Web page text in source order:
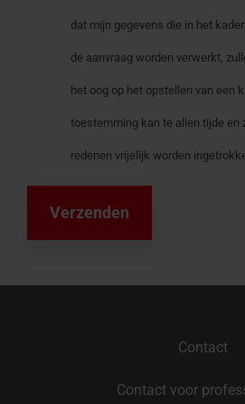
dat mijn gegevens die in het
de aanvraag worden verwerkt,
het oog op het opstellen van een
toestemming kan te allen tijde en
redenen vrijelijk worden
Contact
Contact voor